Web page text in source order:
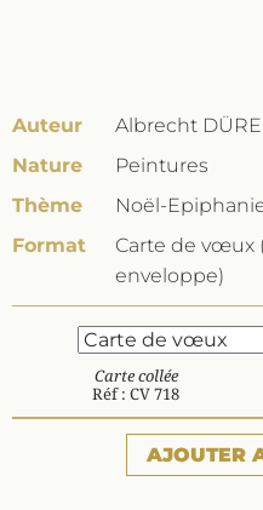
Auteur
Albrecht
Nature
Peintures
Thème
Noël-
Format
Carte de vœux
enveloppe)
Carte collée
Réf : CV 718
AJOUTER